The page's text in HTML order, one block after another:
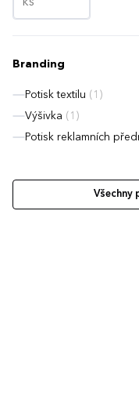
Branding
Potisk textilu (1)
Výšivka (1)
Potisk reklamních
Všechny